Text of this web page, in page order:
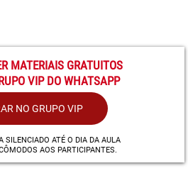
MATERIAIS GRATUITOS
VIP DO WHATSAPP
NO GRUPO VIP
SILENCIADO ATÉ O DIA DA AULA
AOS PARTICIPANTES.